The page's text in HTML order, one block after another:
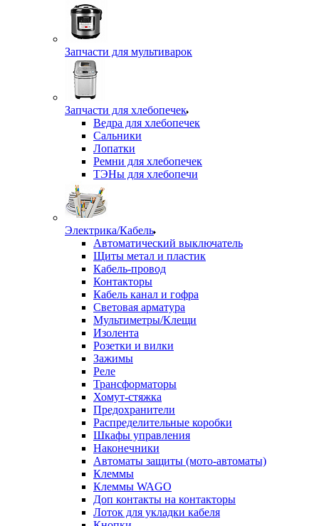
Запчасти для мультиварок
Запчасти для хлебопечек
Ведра для хлебопечек
Сальники
Лопатки
Ремни для хлебопечек
ТЭНы для хлебопечи
Электрика/Кабель
Автоматический выключатель
Щиты метал и пластик
Кабель-провод
Контакторы
Кабель канал и гофра
Световая арматура
Мультиметры/Клещи
Изолента
Розетки и вилки
Зажимы
Реле
Трансформаторы
Хомут-стяжка
Предохранители
Распределительные коробки
Шкафы управления
Наконечники
Автоматы защиты (мото-автоматы)
Клеммы
Клеммы WAGO
Доп контакты на контакторы
Лоток для укладки кабеля